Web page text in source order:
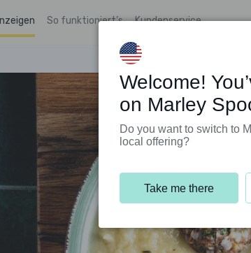
So funktioniert’s Kundenservice
Welcome!
on Marley
Do you want to switch to
local offering?
Take me there